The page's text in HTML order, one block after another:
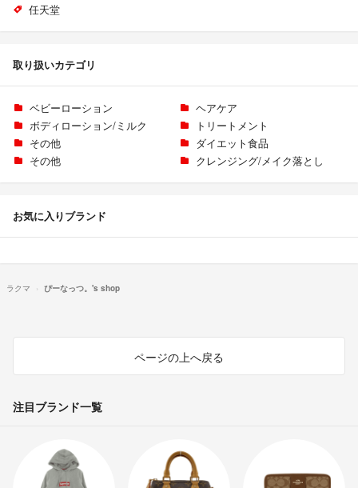
任天堂
取り扱いカテゴリ
ベビーローション
ヘアケア
ボディローション/ミルク
トリートメント
その他
ダイエット食品
その他
クレンジング/メイク落とし
お気に入りブランド
ラクマ ぴーなっつ。's shop
ページの上へ戻る
注目ブランド一覧